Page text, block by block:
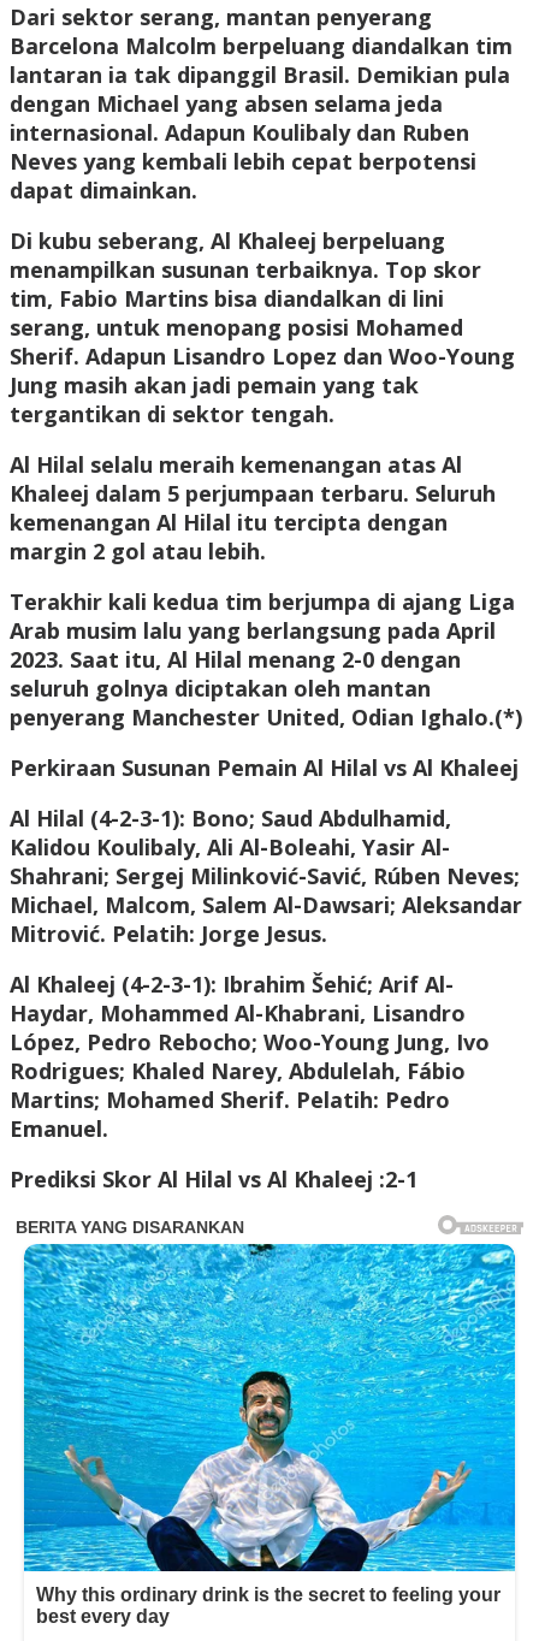
Dari sektor serang, mantan penyerang
Barcelona Malcolm berpeluang diandalkan tim
lantaran ia tak dipanggil Brasil. Demikian pula
dengan Michael yang absen selama jeda
internasional. Adapun Koulibaly dan Ruben
Neves yang kembali lebih cepat berpotensi
dapat dimainkan.
Di kubu seberang, Al Khaleej berpeluang
menampilkan susunan terbaiknya. Top skor
tim, Fabio Martins bisa diandalkan di lini
serang, untuk menopang posisi Mohamed
Sherif. Adapun Lisandro Lopez dan Woo-Young
Jung masih akan jadi pemain yang tak
tergantikan di sektor tengah.
Al Hilal selalu meraih kemenangan atas Al
Khaleej dalam 5 perjumpaan terbaru. Seluruh
kemenangan Al Hilal itu tercipta dengan
margin 2 gol atau lebih.
Terakhir kali kedua tim berjumpa di ajang Liga
Arab musim lalu yang berlangsung pada April
2023. Saat itu, Al Hilal menang 2-0 dengan
seluruh golnya diciptakan oleh mantan
penyerang Manchester United, Odian Ighalo.(*)
Perkiraan Susunan Pemain Al Hilal vs Al Khaleej
Al Hilal (4-2-3-1): Bono; Saud Abdulhamid,
Kalidou Koulibaly, Ali Al-Boleahi, Yasir Al-
Shahrani; Sergej Milinković-Savić, Rúben Neves;
Michael, Malcom, Salem Al-Dawsari; Aleksandar
Mitrović. Pelatih: Jorge Jesus.
Al Khaleej (4-2-3-1): Ibrahim Šehić; Arif Al-
Haydar, Mohammed Al-Khabrani, Lisandro
López, Pedro Rebocho; Woo-Young Jung, Ivo
Rodrigues; Khaled Narey, Abdulelah, Fábio
Martins; Mohamed Sherif. Pelatih: Pedro
Emanuel.
Prediksi Skor Al Hilal vs Al Khaleej :2-1